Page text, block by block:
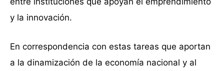
y la innovación.
En correspondencia con estas tareas que aportan
a la dinamización de la economía nacional y al